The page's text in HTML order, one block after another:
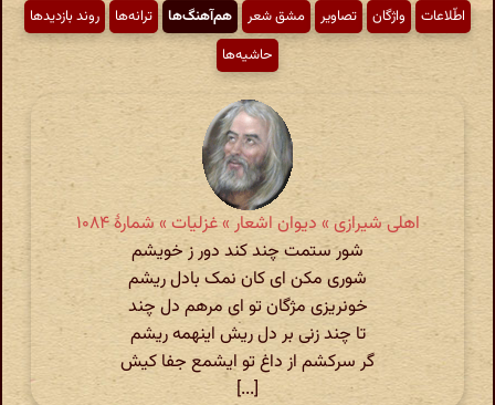
اطّلاعات واژگان تصاویر مشق شعر هم‌آهنگ‌ها ترانه‌ها
روند بازدیدها
حاشیه‌ها
اهلی شیرازی » دیوان اشعار » غزلیات » شمارهٔ ۱۰۸۴
شور ستمت چند کند دور ز خویشم
شوری مکن ای کان نمک بادل ریشم
خونریزی مژگان تو ای مرهم دل چند
تا چند زنی بر دل ریش اینهمه ریشم
گر سرکشم از داغ تو ایشمع جفا کیش
[...]